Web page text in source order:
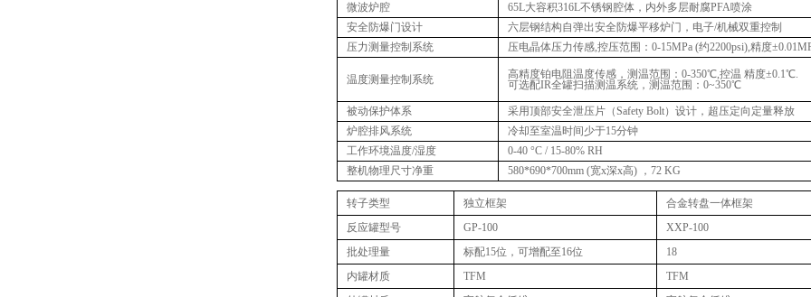
微波炉腔
65L大容积316L不锈钢腔体，内外多层耐腐PFA喷涂
安全防爆门设计
六层钢结构自弹出安全防爆平移炉门，电子/机械双重控制
压力测量控制系统
压电晶体压力传感,控压范围：0-15MPa (约2200psi),精度
温度测量控制系统 高精度铂电阻温度传感，测温范围：0-350℃,控温 精度±0.1℃.
可选配IR全罐扫描测温系统，测温范围：0~350℃
被动保护体系
采用顶部安全泄压片（Safety Bolt）设计，超压定向定量释放
炉腔排风系统
冷却至室温时间少于15分钟
工作环境温度/湿度
0-40 °C / 15-80% RH
整机物理尺寸净重
580*690*700mm (宽x深x高) ，72 KG
转子类型 独立框架
合金转盘一体框架
反应罐型号
GP-100
XXP-100
批处理量
标配15位，可增配至16位
18
内罐材质
TFM
TFM